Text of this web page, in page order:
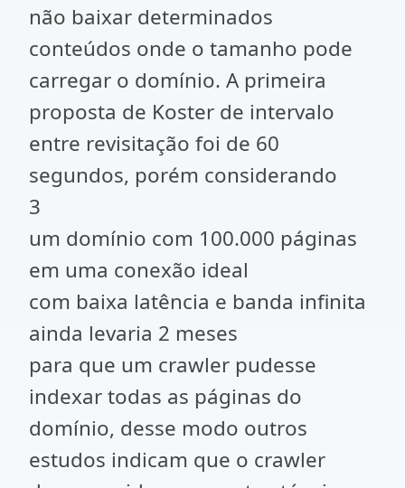
não baixar determinados
conteúdos onde o tamanho pode
carregar o domínio. A primeira
proposta de Koster de intervalo
entre revisitação foi de 60
segundos, porém considerando
3
um domínio com 100.000 páginas
em uma conexão ideal
com baixa latência e banda infinita
ainda levaria 2 meses
para que um crawler pudesse
indexar todas as páginas do
domínio, desse modo outros
estudos indicam que o crawler